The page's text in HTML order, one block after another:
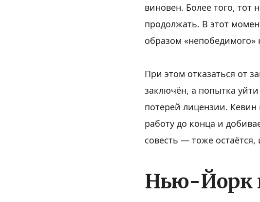
виновен. Более того,
продолжать. В этот
образом «непобедимого»
При этом отказаться от
заключён, а попытка
потерей лицензии.
работу до конца и
совесть — тоже остаётся,
Нью-Йорк